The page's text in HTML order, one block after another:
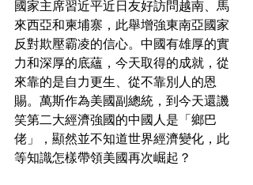
國家主席習近平近日友好訪問越南、馬
來西亞和柬埔寨，此舉增強東南亞國家
反對欺壓霸凌的信心。中國有雄厚的實
力和深厚的底蘊，今天取得的成就，從
來靠的是自力更生、從不靠別人的恩
賜。萬斯作為美國副總統，到今天還譏
笑第二大經濟強國的中國人是「鄉巴
佬」，顯然並不知道世界經濟變化，此
等知識怎樣帶領美國再次崛起？